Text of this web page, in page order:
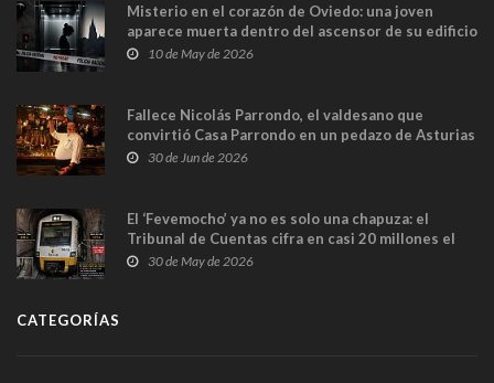
Misterio en el corazón de Oviedo: una joven
aparece muerta dentro del ascensor de su edificio
y las cámaras captan sus últimos minutos
10 de May de 2026
Fallece Nicolás Parrondo, el valdesano que
convirtió Casa Parrondo en un pedazo de Asturias
en Madrid
30 de Jun de 2026
El ‘Fevemocho’ ya no es solo una chapuza: el
Tribunal de Cuentas cifra en casi 20 millones el
sobrecoste de los trenes que no cabían por los
30 de May de 2026
CATEGORÍAS